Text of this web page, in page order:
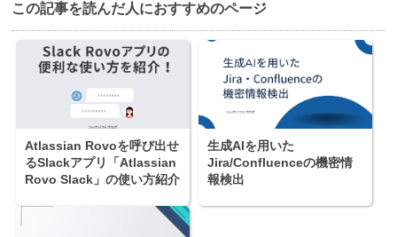
この記事を読んだ⼈におすすめのページ
Atlassian Rovoを呼び出せ
るSlackアプリ「Atlassian
Rovo Slack」の使い方紹介
生成AIを用いた
Jira/Confluenceの機密情
報検出